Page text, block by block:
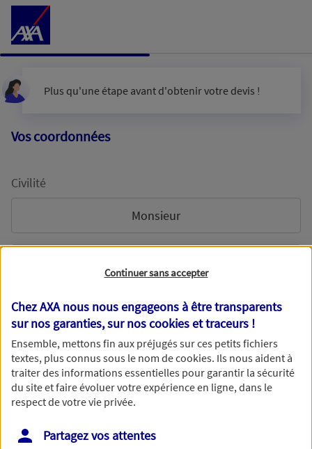
Accéder au Contenu
Plus qu'une étape avant d'obtenir votre devis !
Vos coordonnées
Civilité
Monsieur
Nom
Prénom
Continuer sans accepter
Chez AXA nous nous engageons à être transparents
sur nos garanties, sur noscookies et traceurs !
Ensemble, mettons fin aux préjugés sur ces petits fichiers
textes, plus connus sous le nom decookies. Ils nous aident à
traiter des informations essentielles pour garantir la sécurité
du site et faire évoluer votre expérience en ligne, dans le
respect de votre vie privée.
Partagez vos attentes